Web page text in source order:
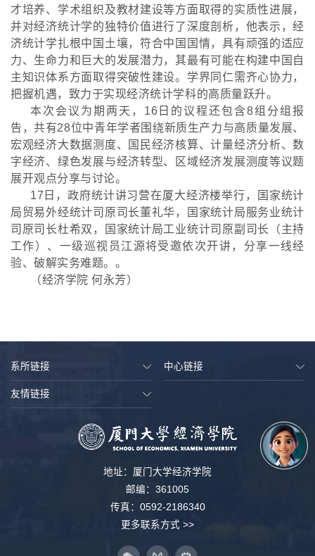
才培养、学术组织及教材建设等方面取得的实质性进展，
并对经济统计学的独特价值进行了深度剖析，他表示，经
济统计学扎根中国土壤，符合中国国情，具有顽强的适应
力、生命力和巨大的发展潜力，其最有可能在构建中国自
主知识体系方面取得突破性建设。学界同仁需齐心协力，
把握机遇，致力于实现经济统计学科的高质量跃升。
本次会议为期两天， 16日的议程还包含8组分组报
告，共有28位中青年学者围绕新质生产力与高质量发展、
宏观经济大数据测度、国民经济核算、计量经济分析、数
字经济、绿色发展与经济转型、区域经济发展测度等议题
展开观点分享与讨论。
17日，政府统计讲习营在厦大经济楼举行，国家统计
局贸易外经统计司原司长董礼华，国家统计局服务业统计
司原司长杜希双，国家统计局工业统计司原副司长（主持
工作）、一级巡视员江源将受邀依次开讲，分享一线经
验、破解实务难题。。
（经济学院 何永芳）
系所链接 中心链接
友情链接
地址：厦门大学经济学院
邮编：361005
传真：0592-2186340
更多联系方式 >>